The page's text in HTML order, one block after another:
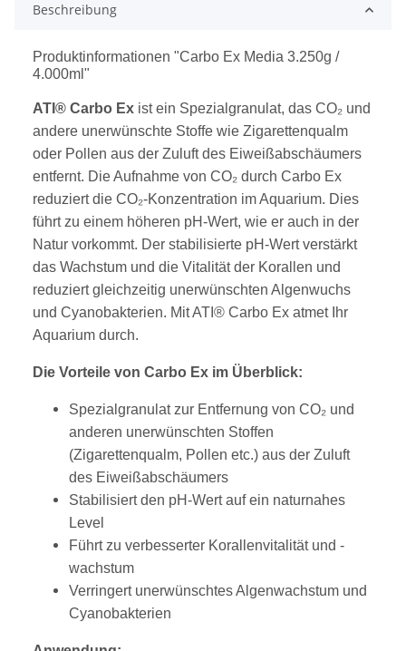
Beschreibung
Produktinformationen "Carbo Ex Media 3.250g /
4.000ml"
ATI® Carbo Ex ist ein Spezialgranulat, das CO₂ und
andere unerwünschte Stoffe wie Zigarettenqualm
oder Pollen aus der Zuluft des Eiweißabschäumers
entfernt. Die Aufnahme von CO₂ durch Carbo Ex
reduziert die CO₂-Konzentration im Aquarium. Dies
führt zu einem höheren pH-Wert, wie er auch in der
Natur vorkommt. Der stabilisierte pH-Wert verstärkt
das Wachstum und die Vitalität der Korallen und
reduziert gleichzeitig unerwünschten Algenwuchs
und Cyanobakterien. Mit ATI® Carbo Ex atmet Ihr
Aquarium durch.
Die Vorteile von Carbo Ex im Überblick:
Spezialgranulat zur Entfernung von CO₂ und
anderen unerwünschten Stoffen
(Zigarettenqualm, Pollen etc.) aus der Zuluft
des Eiweißabschäumers
Stabilisiert den pH-Wert auf ein naturnahes
Level
Führt zu verbesserter Korallenvitalität und -
wachstum
Verringert unerwünschtes Algenwachstum und
Cyanobakterien